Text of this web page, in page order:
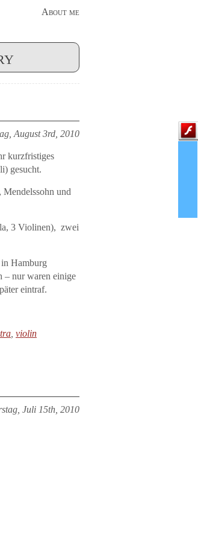
About me
August 3rd, 2010
kurzfristiges
gesucht.
und
3 Violinen), zwei
Hamburg
– nur waren einige
eintraf.
violin
Juli 15th, 2010